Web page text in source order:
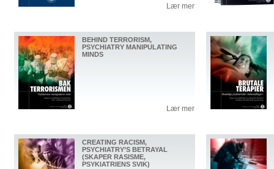
Lær mer
BEHIND TERRORISM,
PSYCHIATRY MANIPULATING
MINDS
Lær mer
CREATING RACISM,
PSYCHIATRY’S BETRAYAL
(SKAPER RASISME,
PSYKIATRIENS SVIK)